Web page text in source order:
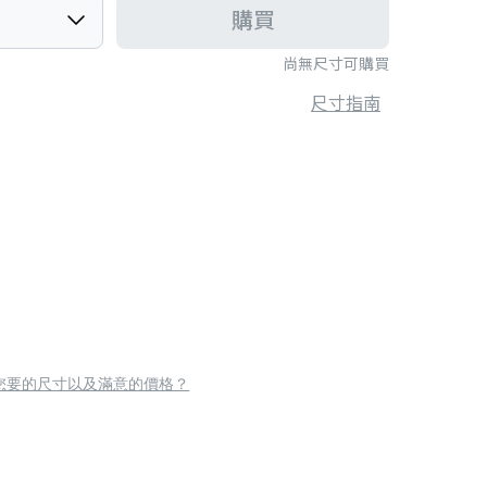
尚無尺寸可購買
購買
尺寸指南
要的尺寸以及滿意的價格？